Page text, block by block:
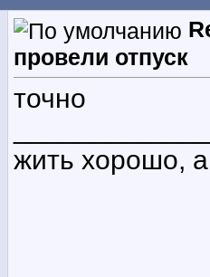
провели отпуск
точно
жить хорошо,